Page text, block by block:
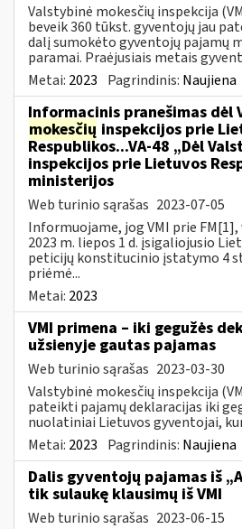
Valstybinė mokesčių inspekcija
beveik 360 tūkst. gyventojų jau
dalį sumokėto gyventojų pajamų
paramai. Praėjusiais metais
Metai: 2023 Pagrindinis: Naujiena
Informacinis pranešimas dėl
mokesčių inspekcijos prie
Respublikos...VA-48 „Dėl
inspekcijos prie Lietuvos
ministerijos
Web turinio sąrašas 2023-07-05
Informuojame, jog VMI prie FM[1],
2023 m. liepos 1 d. įsigaliojusio
peticijų konstitucinio įstatymo 4
priėmė...
Metai: 2023
VMI primena – iki gegužės
užsienyje gautas pajamas
Web turinio sąrašas 2023-03-30
Valstybinė mokesčių inspekcija
pateikti pajamų deklaracijas iki
nuolatiniai Lietuvos gyventojai,
Metai: 2023 Pagrindinis: Naujiena
Dalis gyventojų pajamas iš
tik sulaukę klausimų iš VMI
Web turinio sąrašas 2023-06-15